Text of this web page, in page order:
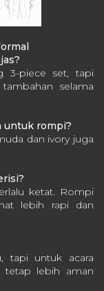
3-piece set, tapi
selama
untuk rompi?
dan ivory juga
ketat. Rompi
lebih rapi dan
tapi untuk acara
tetap lebih aman